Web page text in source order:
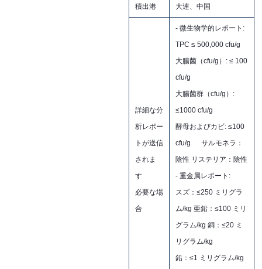
積出港 大連、中国
詳細な分
析レポー
トが送信
されま
す
必要な場
合
- 微生物学的レポート:
TPC ≤ 500,000 cfu/g
大腸菌（cfu/g）: ≤ 100
cfu/g
大腸菌群（cfu/g）:
≤1000 cfu/g
酵母およびカビ: ≤100
cfu/g サルモネラ：
陰性 リステリア：陰性
- 重金属レポート:
スズ：≤250 ミリグラ
ム/kg 亜鉛：≤100 ミリ
グラム/kg 銅：≤20 ミ
リグラム/kg
鉛：≤1 ミリグラム/kg